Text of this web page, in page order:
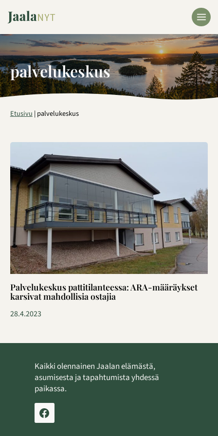
sisältöön
palvelukeskus
Etusivu|palvelukeskus
Palvelukeskus pattitilanteessa: ARA-määräykset
karsivat mahdollisia ostajia
28.4.2023
Kaikki olennainen Jaalan elämästä,
asumisesta ja tapahtumista yhdessä
paikassa.